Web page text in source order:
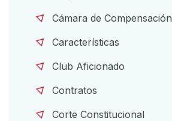
Cámara de Compensación
Características
Club Aficionado
Contratos
Corte Constitucional